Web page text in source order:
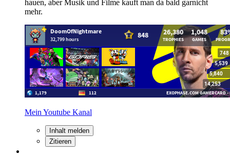
hauen, aber Musik und Filme kauft man da bald garnicht
mehr.
Mein Youtube Kanal
Inhalt melden
Zitieren